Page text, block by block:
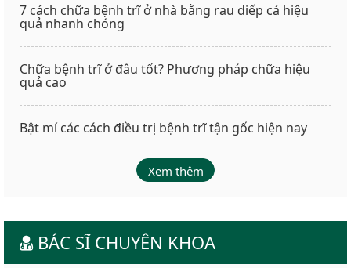
7 cách chữa bệnh trĩ ở nhà bằng rau diếp cá hiệu
quả nhanh chóng
Chữa bệnh trĩ ở đâu tốt? Phương pháp chữa hiệu
quả cao
Bật mí các cách điều trị bệnh trĩ tận gốc hiện nay
Xem thêm
BÁC SĨ CHUYÊN KHOA